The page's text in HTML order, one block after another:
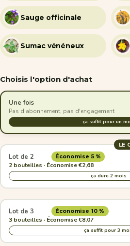
Sauge officinale
Sumac vénéneux
Choisis l'option d'achat
Une fois
Pas d'abonnement, pas d'engagement
ça suffit pour un
LE
Lot de 2 Économise 5 %
2 bouteilles · Économise €2,68
ça dure 2 mois
Lot de 3 Économise 10 %
3 bouteilles · Économise €8,07
ça suffit pour 3